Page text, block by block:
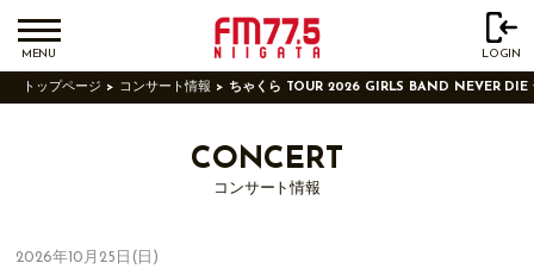
MENU LOGIN
トップページ コンサート情報 ちゃくら TOUR 2026 GIRLS BAND NEVER DIE
CONCERT
コンサート情報
2026年10月25日(日)